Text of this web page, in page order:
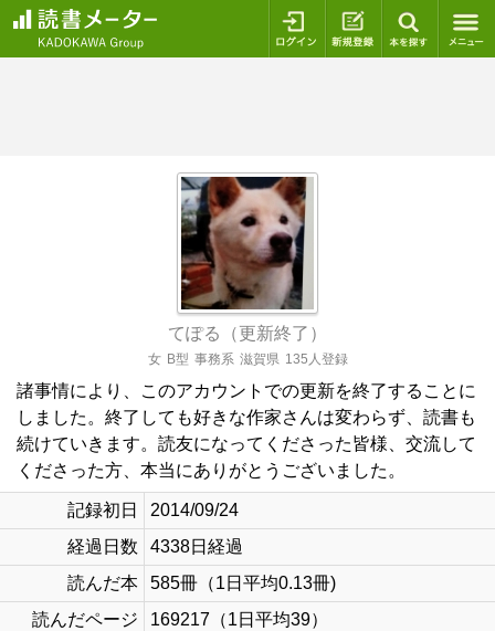
ログイン 新規登録
てぽる（更新終了）
女 B型 事務系 滋賀県 135人登録
諸事情により、このアカウントでの更新を終了することに
しました。終了しても好きな作家さんは変わらず、読書も
続けていきます。読友になってくださった皆様、交流して
くださった方、本当にありがとうございました。
記録初日
2014/09/24
経過日数
4338日経過
読んだ本
585冊（1日平均0.13冊)
読んだページ
169217（1日平均39）